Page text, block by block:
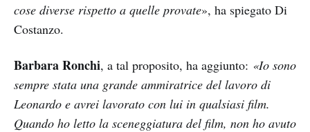
cose diverse rispetto a quelle provate», ha spiegato Di
Costanzo.
Barbara Ronchi, a tal proposito, ha aggiunto: «Io sono
sempre stata una grande ammiratrice del lavoro di
Leonardo e avrei lavorato con lui in qualsiasi film.
Quando ho letto la sceneggiatura del film, non ho avuto